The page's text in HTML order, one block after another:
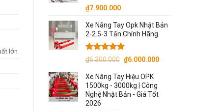
lớn
₫7.900.000
Xe Nâng Tay Opk Nhật Bản
2-2.5-3 Tấn Chính Hãng
Được xếp
5 sao
₫6.300.000 Giá
là:
₫6.300.000.
₫6.000.000Giá
₫6.000.000.
Xe Nâng Tay Hiệu OPK
1500kg - 3000kg | Công
Nghệ Nhật Bản - Giá Tốt
2026